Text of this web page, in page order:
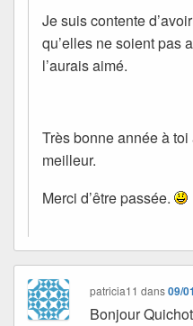
Je suis contente
qu’elles ne soient pas
l’aurais aimé.
Très bonne année à toi
meilleur.
Merci d’être passée.
patricia11 dans09/
Bonjour